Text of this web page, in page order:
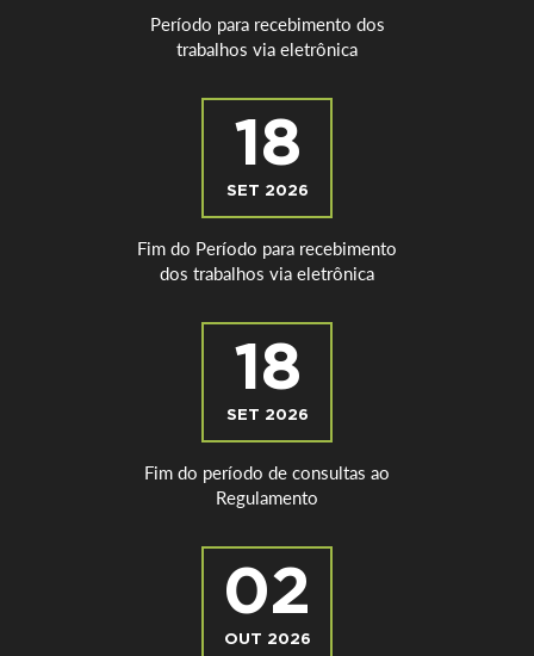
Período para recebimento dos
trabalhos via eletrônica
18
SET 2026
Fim do Período para recebimento
dos trabalhos via eletrônica
18
SET 2026
Fim do período de consultas ao
Regulamento
02
OUT 2026